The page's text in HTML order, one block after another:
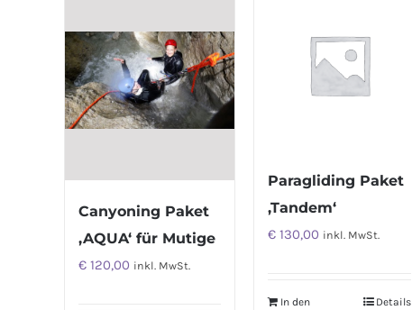
Canyoning Paket
‚AQUA‘ für Mutige
€ 120,00 inkl. MwSt.
Paragliding Paket
‚Tandem‘
€ 130,00 inkl. MwSt.
In den
Details